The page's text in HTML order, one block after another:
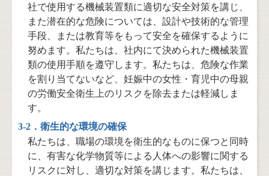
社で使用する機械装置類に適切な安全対策を講じ、
また潜在的な危険については、設計や技術的な管理
手段、または教育等をもって安全を確保するように
努めます。私たちは、社内にて決められた機械装置
類の使用手順を遵守します。私たちは、危険な作業
を割り当てないなど、妊娠中の女性・育児中の母親
の労働安全衛生上のリスクを除去または軽減しま
す。
3-2．衛生的な環境の確保
私たちは、職場の環境を衛生的なものに保つと同時
に、有害な化学物質等による人体への影響に関する
リスクに対し、適切な対策を講じます。私たちは、